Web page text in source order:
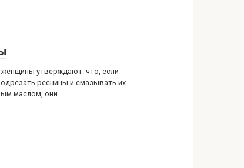
утверждают: что, если
ресницы и смазывать их
маслом, они